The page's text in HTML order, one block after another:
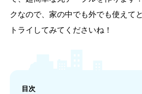
クなので、家の中でも外でも使えて
トライしてみてくださいね！
目次